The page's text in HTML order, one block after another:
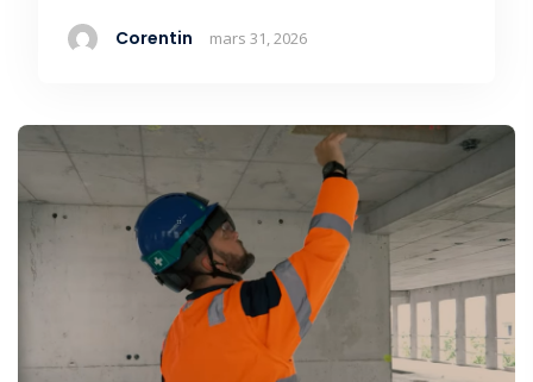
Corentin mars 31, 2026